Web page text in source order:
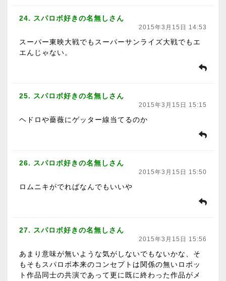
24. スパロボ好きの名無しさん
2015年3月15日 14:53
スーパー東映大戦でもスーパーサンライズ大戦でもエ
エんじゃない。
25. スパロボ好きの名無しさん
2015年3月15日 15:15
ヘドロや薔薇にゲッター線当てるのか
26. スパロボ好きの名無しさん
2015年3月15日 15:50
ロムニキがでればなんでもいいや
27. スパロボ好きの名無しさん
2015年3月15日 15:56
あまり意味が無いような気がしないでもないかな、そ
もそもスパロボ本来のコンセプトは関係の無いロボッ
ト作品同士の共演であって更に既に終わった作品がメ